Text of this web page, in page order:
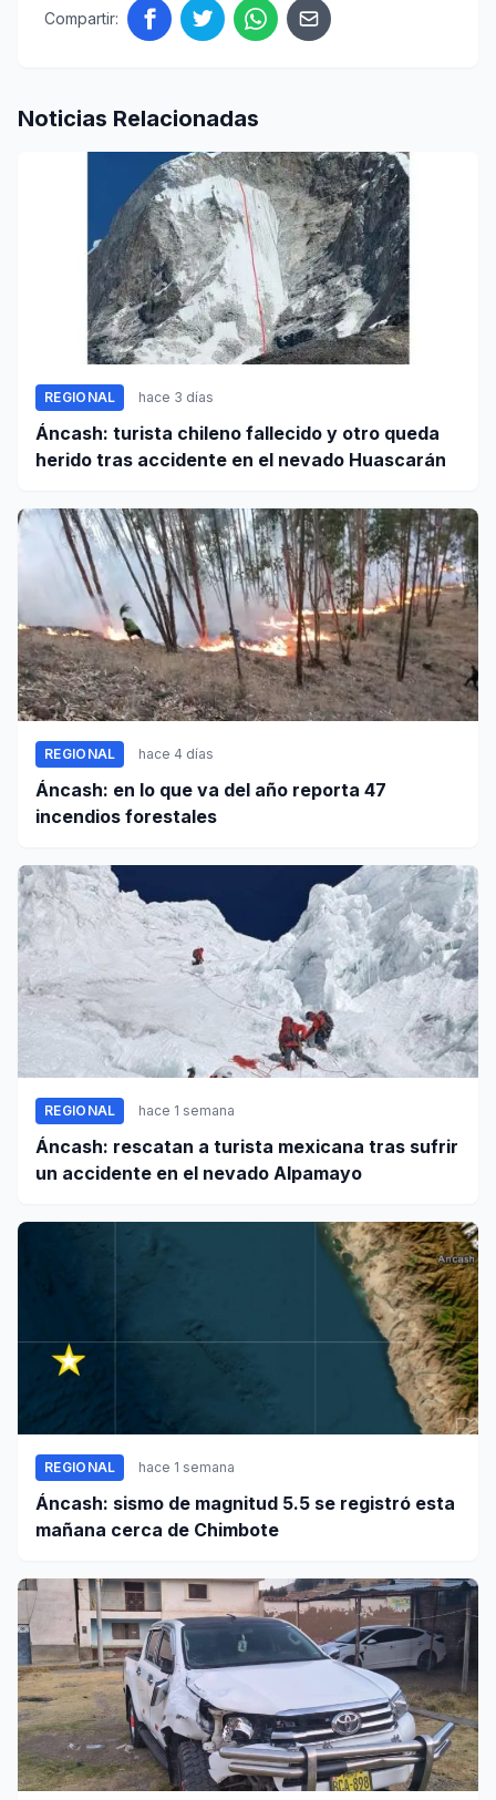
Compartir:
Noticias Relacionadas
REGIONAL hace 3 días
Áncash: turista chileno fallecido y otro queda
herido tras accidente en el nevado Huascarán
REGIONAL hace 4 días
Áncash: en lo que va del año reporta 47
incendios forestales
REGIONAL hace 1 semana
Áncash: rescatan a turista mexicana tras sufrir
un accidente en el nevado Alpamayo
REGIONAL hace 1 semana
Áncash: sismo de magnitud 5.5 se registró esta
mañana cerca de Chimbote